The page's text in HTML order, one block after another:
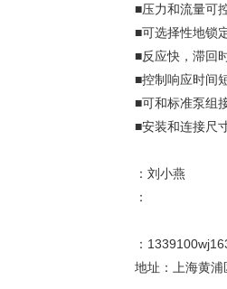
■压力和流量可
■可选择性地锁
■反应快，滞回
■控制响应时间
■可和标准泵组
■安装和连接尺
：刘小燕
：
：
地址：上海黄